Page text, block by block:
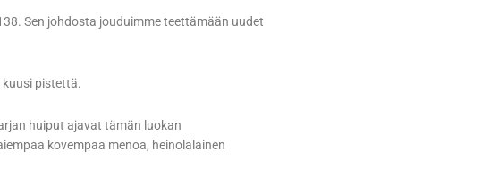
Sen johdosta jouduimme teettämään uudet
kuusi pistettä.
huiput ajavat tämän luokan
kovempaa menoa, heinolalainen